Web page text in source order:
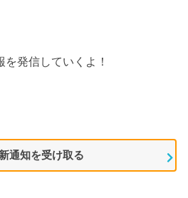
発信していくよ！
通知を受け取る